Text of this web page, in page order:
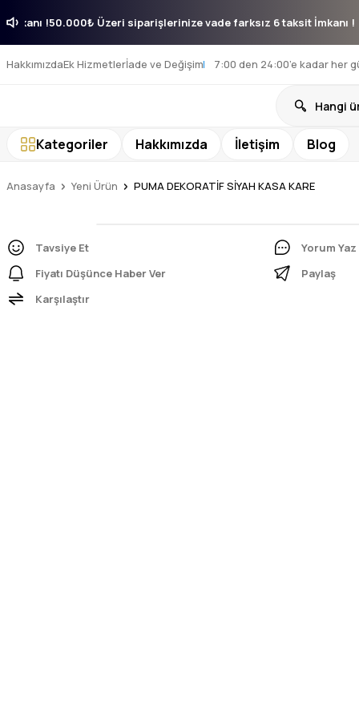
İmkanı !50.000₺ Üzeri siparişlerinize vade farksız 6 taksit
HakkımızdaEk Hizmetlerİade ve Değişim 7:00 den 24:00’e kadar her
Kategoriler Hakkımızda İletişim Blog
Anasayfa Yeni Ürün PUMA DEKORATİF SİYAH KASA KARE
Tavsiye Et
Yorum Yaz
Fiyatı Düşünce Haber Ver
Paylaş
Karşılaştır